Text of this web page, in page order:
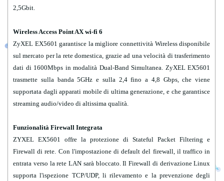
2,5Gbit.
Wireless Access Point AX wi-fi 6
ZyXEL EX5601 garantisce la migliore connettività Wireless disponibile
sul mercato per la rete domestica, grazie ad una velocità di trasferimento
dati di 1600Mbps in modalità Dual-Band Simultanea. ZyXEL EX5601
trasmette sulla banda 5GHz e sulla 2,4 fino a 4,8 Gbps, che viene
supportata dagli apparati mobile di ultima generazione, e che garantisce
streaming audio/video di altissima qualità.
Funzionalità Firewall Integrata
ZYXEL EX5601
offre la protezione di Stateful Packet Filtering e
Firewall di rete. Con l'impostazione di default del firewall, il traffico in
entrata verso la rete LAN sarà bloccato. Il Firewall di derivazione Linux
supporta l'ispezione TCP/UDP, li rilevamento e la prevenzione degli
USB port 1 (USB 3.0)
Router/bridge features • IEEE 802.1D transparent bridge & basic
spanning tree
• PPPoE (RFC 2516)
• PPPoA (RFC 2364)
• MAC encapsulation routing/IPoE
• Network Address Translation (NAT)
• NAT virtual server (port forwarding)
• DNS proxy/dynamic DNS
• Static/Policy route
• IGMP v1, v2, v3
• IPv4/IPv6
EX5601-T0_Firmware_5.70(ACDZ.4)C0.zip
EX5601-T0_Firmware_5.70(ACDZ.4.1)C0.zip